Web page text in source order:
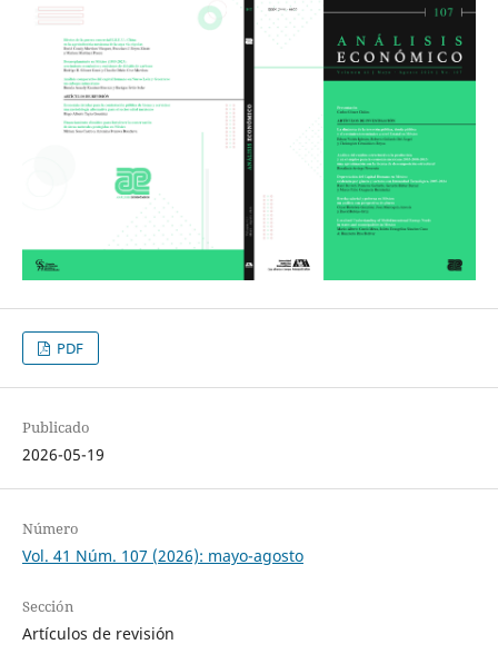
PDF
Publicado
2026-05-19
Número
Vol. 41 Núm. 107 (2026): mayo-agosto
Sección
Artículos de revisión